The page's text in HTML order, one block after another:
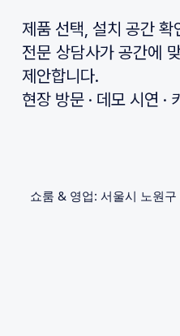
제품 선택, 설치 공간 확
전문 상담사가 공간에
제안합니다.
현장 방문 · 데모 시연 ·
쇼룸 & 영업: 서울시 노원